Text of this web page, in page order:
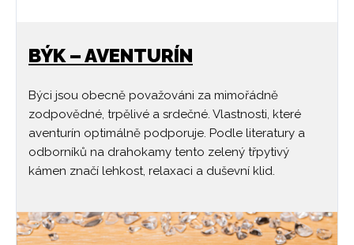
BÝK – AVENTURÍN
Býci jsou obecně považováni za mimořádně
zodpovědné, trpělivé a srdečné. Vlastnosti, které
aventurín optimálně podporuje. Podle literatury a
odborníků na drahokamy tento zelený třpytivý
kámen značí lehkost, relaxaci a duševní klid.